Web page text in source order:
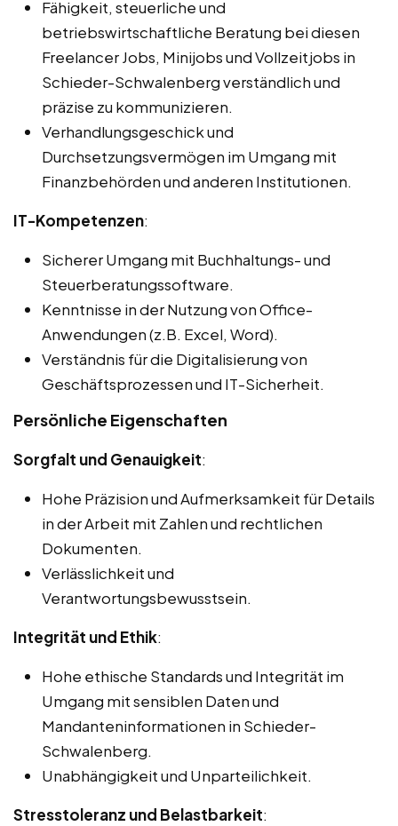
Fähigkeit, steuerliche und
betriebswirtschaftliche Beratung bei diesen
Freelancer Jobs, Minijobs und Vollzeitjobs in
Schieder-Schwalenberg verständlich und
präzise zu kommunizieren.
Verhandlungsgeschick und
Durchsetzungsvermögen im Umgang mit
Finanzbehörden und anderen Institutionen.
IT-Kompetenzen:
Sicherer Umgang mit Buchhaltungs- und
Steuerberatungssoftware.
Kenntnisse in der Nutzung von Office-
Anwendungen (z.B. Excel, Word).
Verständnis für die Digitalisierung von
Geschäftsprozessen und IT-Sicherheit.
Persönliche Eigenschaften
Sorgfalt und Genauigkeit:
Hohe Präzision und Aufmerksamkeit für Details
in der Arbeit mit Zahlen und rechtlichen
Dokumenten.
Verlässlichkeit und
Verantwortungsbewusstsein.
Integrität und Ethik:
Hohe ethische Standards und Integrität im
Umgang mit sensiblen Daten und
Mandanteninformationen in Schieder-
Schwalenberg.
Unabhängigkeit und Unparteilichkeit.
Stresstoleranz und Belastbarkeit: